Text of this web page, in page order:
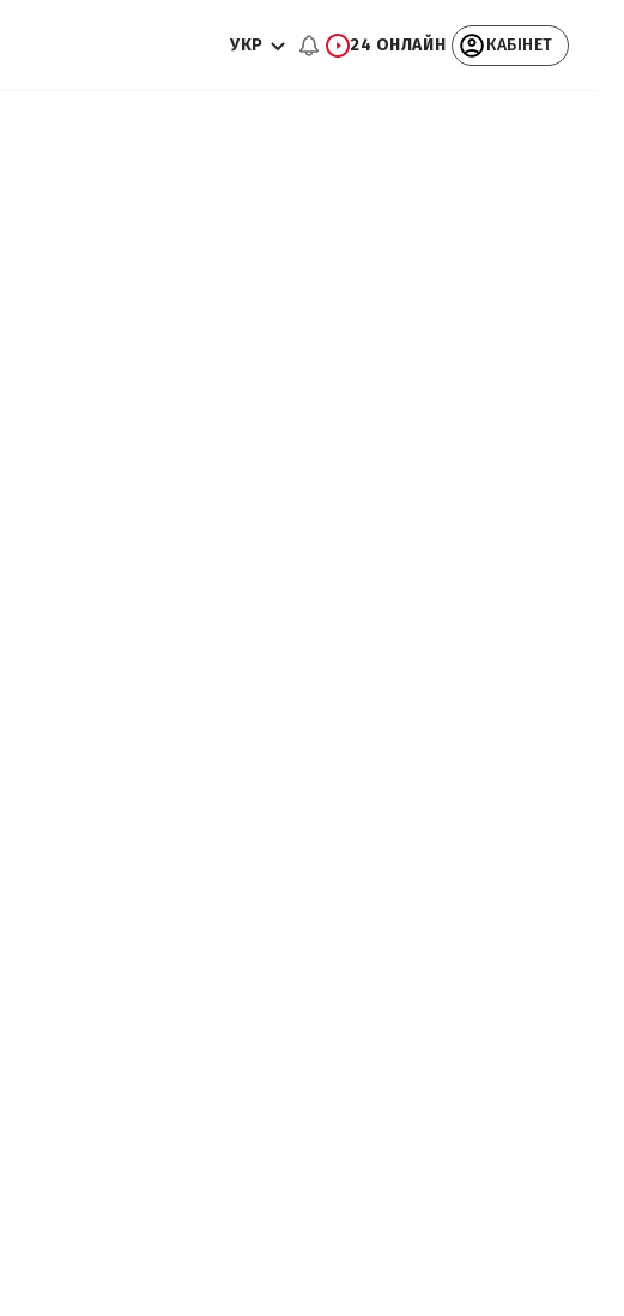
УКР 24 ОНЛАЙН КАБІНЕТ